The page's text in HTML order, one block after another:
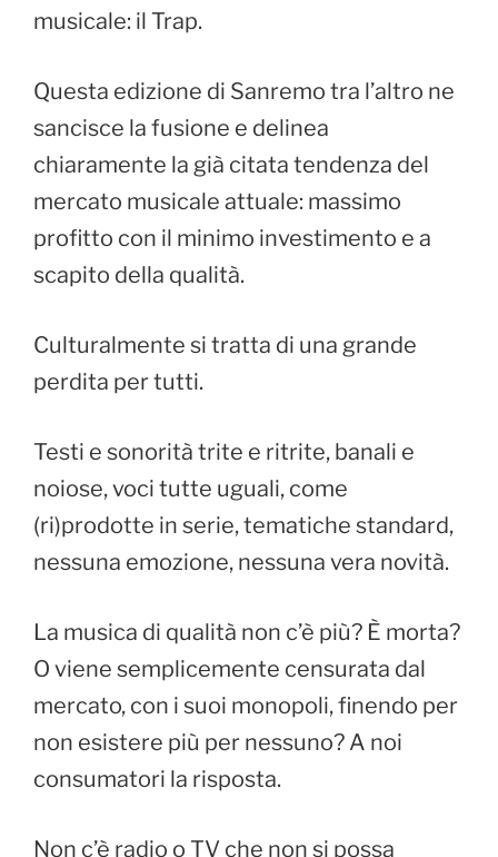
musicale: il Trap.
Questa edizione di Sanremo tra l’altro ne
sancisce la fusione e delinea
chiaramente la già citata tendenza del
mercato musicale attuale: massimo
profitto con il minimo investimento e a
scapito della qualità.
Culturalmente si tratta di una grande
perdita per tutti.
Testi e sonorità trite e ritrite, banali e
noiose, voci tutte uguali, come
(ri)prodotte in serie, tematiche standard,
nessuna emozione, nessuna vera novità.
La musica di qualità non c’è più? È morta?
O viene semplicemente censurata dal
mercato, con i suoi monopoli, finendo per
non esistere più per nessuno? A noi
consumatori la risposta.
Non c’è radio o TV che non si possa